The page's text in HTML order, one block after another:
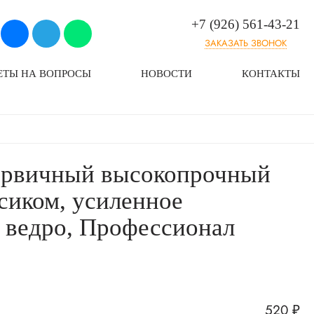
+7 (926) 561-43-21
ЗАКАЗАТЬ ЗВОНОК
НА ВОПРОСЫ НОВОСТИ КОНТАКТЫ
высокопрочный
усиленное
ведро, Профессионал
520 ₽